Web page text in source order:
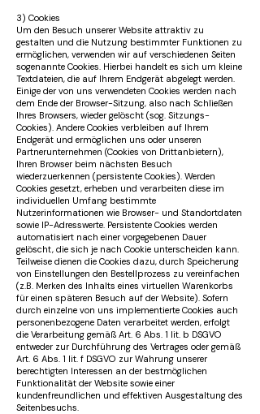
3) Cookies
Um den Besuch unserer Website attraktiv zu
gestalten und die Nutzung bestimmter Funktionen zu
ermöglichen, verwenden wir auf verschiedenen Seiten
sogenannte Cookies. Hierbei handelt es sich um kleine
Textdateien, die auf Ihrem Endgerät abgelegt werden.
Einige der von uns verwendeten Cookies werden nach
dem Ende der Browser-Sitzung, also nach Schließen
Ihres Browsers, wieder gelöscht (sog. Sitzungs-
Cookies). Andere Cookies verbleiben auf Ihrem
Endgerät und ermöglichen uns oder unseren
Partnerunternehmen (Cookies von Drittanbietern),
Ihren Browser beim nächsten Besuch
wiederzuerkennen (persistente Cookies). Werden
Cookies gesetzt, erheben und verarbeiten diese im
individuellen Umfang bestimmte
Nutzerinformationen wie Browser- und Standortdaten
sowie IP-Adresswerte. Persistente Cookies werden
automatisiert nach einer vorgegebenen Dauer
gelöscht, die sich je nach Cookie unterscheiden kann.
Teilweise dienen die Cookies dazu, durch Speicherung
von Einstellungen den Bestellprozess zu vereinfachen
(z.B. Merken des Inhalts eines virtuellen Warenkorbs
für einen späteren Besuch auf der Website). Sofern
durch einzelne von uns implementierte Cookies auch
personenbezogene Daten verarbeitet werden, erfolgt
die Verarbeitung gemäß Art. 6 Abs. 1 lit. b DSGVO
entweder zur Durchführung des Vertrages oder gemäß
Art. 6 Abs. 1 lit. f DSGVO zur Wahrung unserer
berechtigten Interessen an der bestmöglichen
Funktionalität der Website sowie einer
kundenfreundlichen und effektiven Ausgestaltung des
Seitenbesuchs.